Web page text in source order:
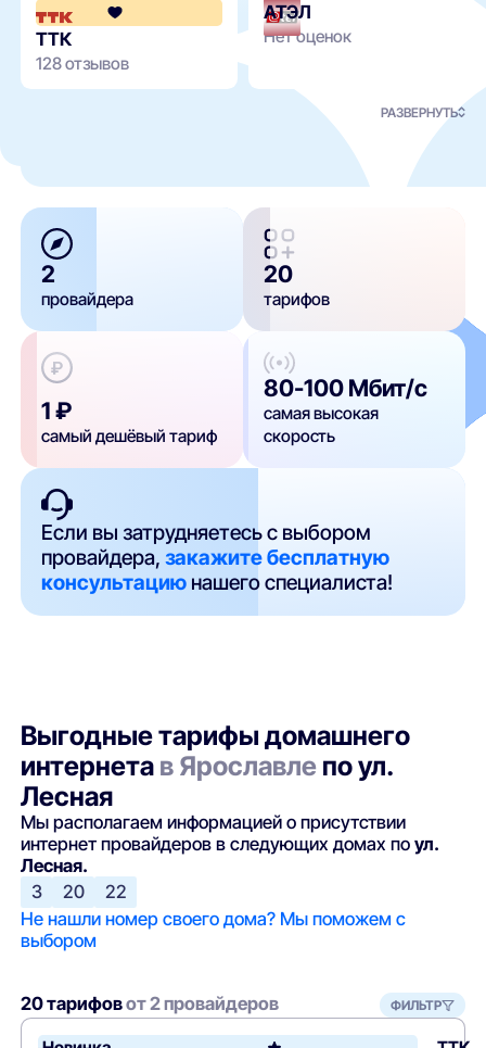
4.2
ТТК
128 отзывов
АТЭЛ
Нет оценок
РАЗВЕРНУТЬ
2
провайдера
20
тарифов
1 ₽
самый дешёвый тариф
80-100 Мбит/с
самая высокая
скорость
Если вы затрудняетесь с выбором
провайдера,закажите бесплатную
консультацию нашего специалиста!
Выгодные тарифы домашнего
интернета в Ярославле по ул.
Лесная
Мы располагаем информацией о присутствии
интернет провайдеров в следующих домах поул.
Лесная.
3
20
22
Не нашли номер своего дома? Мы поможем с
выбором
20 тарифовот 2 провайдеров ФИЛЬТР